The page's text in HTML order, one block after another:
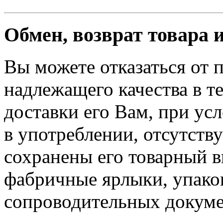
Обмен, возврат товара
Вы можете отказаться от
надлежащего качества в
доставки его Вам, при
в употреблении,
сохранены его товарный
фабричные ярлыки,
сопроводительных